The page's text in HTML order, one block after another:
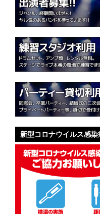
新型コロナウイルス感
力お願いします。